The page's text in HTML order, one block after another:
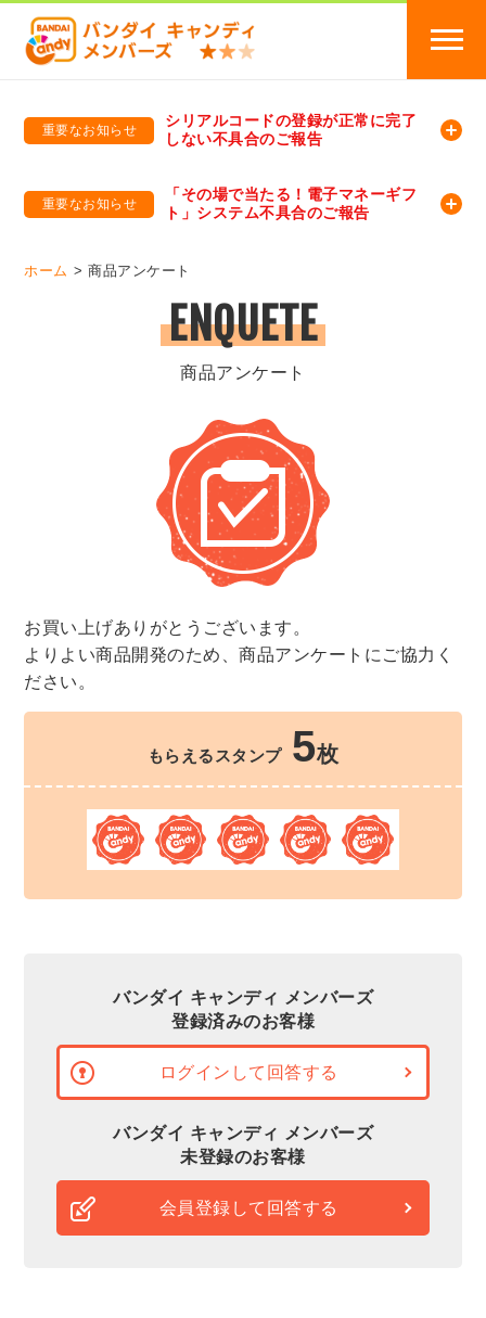
重要なお知らせ
シリアルコードの登録が正常に完了
しない不具合のご報告
重要なお知らせ
「その場で当たる！電子マネーギフ
ト」システム不具合のご報告
ホーム 商品アンケート
ENQUETE
商品アンケート
お買い上げありがとうございます。
よりよい商品開発のため、商品アンケートにご協力く
ださい。
もらえるスタンプ 5枚
バンダイ キャンディ メンバーズ
登録済みのお客様
ログインして回答する
バンダイ キャンディ メンバーズ
未登録のお客様
会員登録して回答する